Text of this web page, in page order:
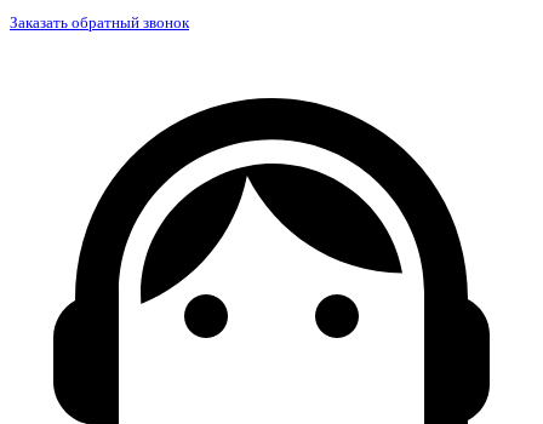
Заказать обратный звонок